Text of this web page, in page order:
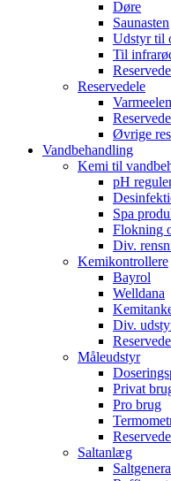
Døre
Saunasten
Udstyr til
Til
Reservedele
Øvrige
Vandbehandling
Kemi til
pH
Spa
Flokning
Div.
Kemikontrollere
Bayrol
Welldana
Div.
Måleudstyr
Privat
Pro brug
Saltanlæg